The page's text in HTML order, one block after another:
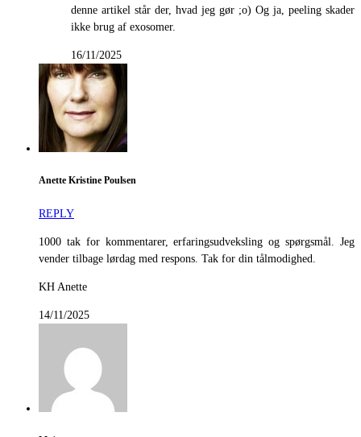
denne artikel står der, hvad jeg gør ;o) Og ja, peeling skader
ikke brug af exosomer.
16/11/2025
Anette Kristine Poulsen
REPLY
1000 tak for kommentarer, erfaringsudveksling og spørgsmål. Jeg
vender tilbage lørdag med respons. Tak for din tålmodighed.
KH Anette
14/11/2025